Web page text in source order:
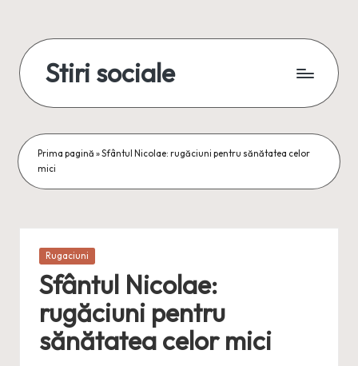
content
Stiri sociale
conexiuni
reale
Prima pagină »Sfântul Nicolae: rugăciuni pentru sănătatea celor
mici
Posted
Rugaciuni
Sfântul Nicolae:
rugăciuni pentru
sănătatea celor mici